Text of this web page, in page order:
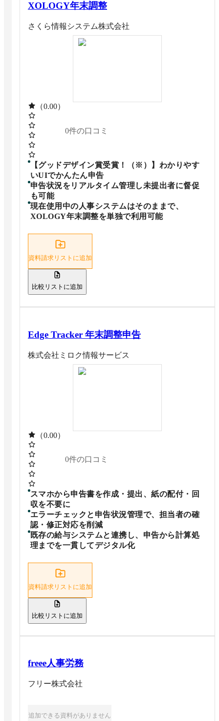
XOLOGY年末調整
さくら情報システム株式会社
（0.00）
0件の口コミ
【グッドデザイン賞受賞！（※）】わかりやす
いUIでかんたん申告
申告状況をリアルタイム管理し未提出者に督促
も可能
現在使用中の人事システムはそのままで、
XOLOGY年末調整を単独で利用可能
資料請求リストに追加
比較リストに追加
Edge Tracker 年末調整申告
株式会社ミロク情報サービス
（0.00）
0件の口コミ
スマホから申告書を作成・提出、紙の配付・回
収を不要に
エラーチェックと申告状況管理で、担当者の確
認・修正対応を削減
既存の給与システムと連携し、申告から計算処
理までを一貫してデジタル化
資料請求リストに追加
比較リストに追加
freee人事労務
フリー株式会社
追加できる資料がありません